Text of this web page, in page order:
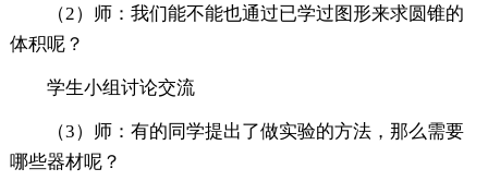
（2）师：我们能不能也通过已学过图形来求圆锥的
体积呢？
学生小组讨论交流
（3）师：有的同学提出了做实验的方法，那么需要
哪些器材呢？